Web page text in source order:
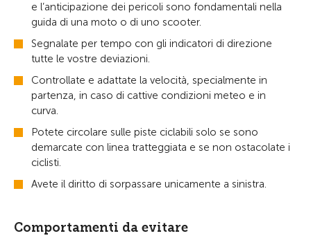
e l’anticipazione dei pericoli sono fondamentali nella
guida di una moto o di uno scooter.
Segnalate per tempo con gli indicatori di direzione
tutte le vostre deviazioni.
Controllate e adattate la velocità, specialmente in
partenza, in caso di cattive condizioni meteo e in
curva.
Potete circolare sulle piste ciclabili solo se sono
demarcate con linea tratteggiata e se non ostacolate i
ciclisti.
Avete il diritto di sorpassare unicamente a sinistra.
Comportamenti da evitare